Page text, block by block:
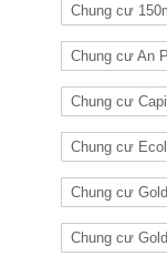
Chung cư
Chung cư An
Chung cư
Chung cư
Chung cư
Chung cư